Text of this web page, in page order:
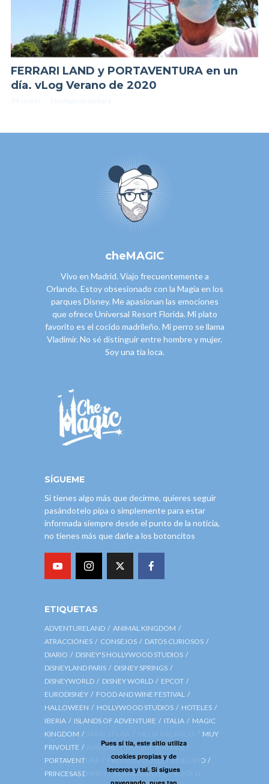
FERRARI LAND y PORTAVENTURA en un
día. vLog Verano de 2020
cheMAGIC
Vivo en Madrid. Viajo frecuentemente a
Orlando. Estoy obsesionado con la Magia en los
parques Disney. Me apasionan las emociones
que ofrece Universal Resort Florida. Mi plato
favorito es el cocido madrileño. Mi perro se llama
Vladimir. No sé distinguir entre hombre y mujer.
Soy una tía loca.
SÍGUEME
Si tienes algo más que decirme, quieres seguir
pasándotelo pipa o simplemente para estar
informada siempre desde el punto de la noticia,
no tienes más que darle a los botoncitos
ETIQUETAS
ADVENTURELAND
ANIMAL KINGDOM
ATRACCIONES
CONSEJOS
DATOS CURIOSOS
DIARIO
DISNEY'S HOLLYWOOD STUDIOS
DISNEYLAND PARIS
DISNEY SPRINGS
DISNEYWORLD
DISNEY WORLD
EPCOT
EURODISNEY
FOOD AND WINE FESTIVAL
HALLOWEEN
HOLLYWOOD STUDIOS
HOTELES
IBERIA
ISLANDS OF ADVENTURE ITALIA
MAGIC
KINGDOM
MUY
FRIVOLITE
NAVIDAD
PARQUE WARNER
PORTAVENTURA
PREMIUM OUTLET VINELAND
PRINCESAS DISNEY
RESTAURANTES
ROCK N
Pues sí tía, este sitio utiliza
cookies propias y de
terceros y tal. Si sigues